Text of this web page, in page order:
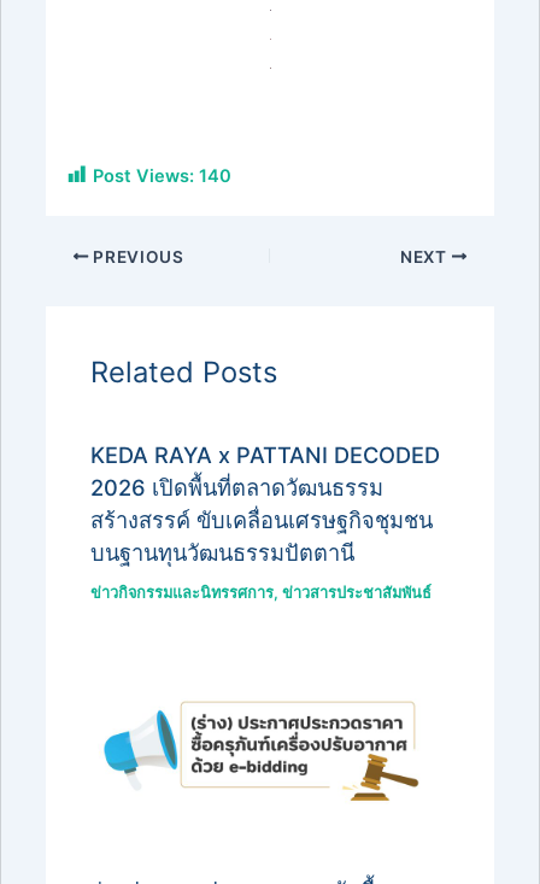
Post Views: 140
PREVIOUS NEXT
Related Posts
KEDA RAYA x PATTANI DECODED
2026 เปิดพื้นที่ตลาดวัฒนธรรม
สร้างสรรค์ ขับเคลื่อนเศรษฐกิจชุมชน
บนฐานทุนวัฒนธรรมปัตตานี
ข่าวกิจกรรมและนิทรรศการ, ข่าวสารประชาสัมพันธ์